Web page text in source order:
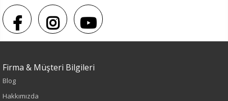
Sezon : YAZLIK
Renk
Firma & Müşteri Bilgileri
Blog
Hakkımızda